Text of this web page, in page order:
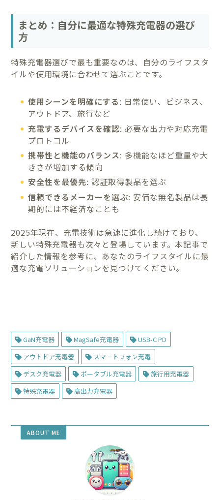
まとめ：自分に最適な特殊充電器の選び
方
特殊充電器選びで最も重要なのは、自分のライフスタ
イルや使用環境に合わせて選ぶことです。
使用シーンを明確にする: 日常使い、ビジネス、
アウトドア、旅行など
充電するデバイスを確認: 必要な出力や対応充電
プロトコル
携帯性と機能のバランス: 多機能なほど重量や大
きさが増加する傾向
安全性を最優先: 認証取得製品を選ぶ
信頼できるメーカーを選ぶ: 安価な無名製品は長
期的には不経済なことも
2025年現在、充電技術は急速に進化し続けており、
新しい特殊充電器も次々と登場しています。本記事で
紹介した情報を参考に、あなたのライフスタイルに最
適な充電ソリューションを見つけてください。
GaN充電器 MagSafe充電器
USB-C PD
アウトドア充電器
スマートフォン充電
デスク充電器
ポータブル充電器
旅行用充電器
特殊充電器
高出力充電器
ABOUT ME